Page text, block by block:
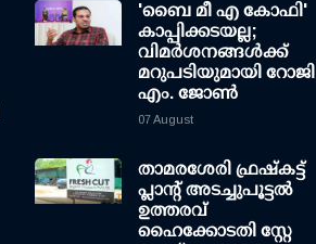
'ബൈ മീ എ കോഫി'
കാപ്പിക്കടയല്ല;
വിമര്‍ശനങ്ങള്‍ക്ക്
മറുപടിയുമായി റോജി
എം. ജോണ്‍
07 August
താമരശേരി ഫ്രഷ്കട്ട്
പ്ലാന്റ് അടച്ചുപൂട്ടൽ
ഉത്തരവ്
ഹൈക്കോടതി സ്റ്റേ